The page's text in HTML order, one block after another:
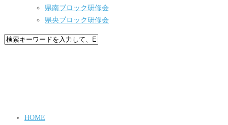
県南ブロック研修会
県央ブロック研修会
HOME